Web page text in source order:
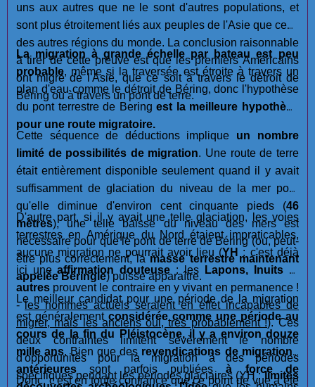
uns aux autres que ne le sont d'autres populations, et
sont plus étroitement liés aux peuples de l'Asie que ceux
des autres régions du monde. La conclusion raisonnable
à tirer de cette preuve est que les premiers Américains
ont migré de l'Asie, que ce soit à travers le détroit de
Béring ou à travers un pont de terre.
La migration à grande échelle par bateau est peu
probable, même si la traversée est étroite à travers un
plan d'eau comme le détroit de Béring, donc l'hypothèse
du pont terrestre de Bering est la meilleure hypothèse
pour une route migratoire.
Cette séquence de déductions implique un nombre
limité de possibilités de migration. Une route de terre
était entièrement disponible seulement quand il y avait
suffisamment de glaciation du niveau de la mer pour
qu'elle diminue d'environ cent cinquante pieds (46
mètres), une telle baisse du niveau des mers est
nécessaire pour que le pont de terre de Béring (ou, peut-
être plus correctement, lamasse terrestre maintenant
appelée Béringie) puisse apparaître.
D'autre part, si il y avait une telle glaciation, les voies
terrestres en Amérique du Nord étaient impraticables,
aucune migration ne pourrait avoir lieu (YH : c'est déjà
ici une affirmation douteuse : les Lapons, Inuits et
autres prouvent le contraire en y vivant en permanence !
-les hommes actuels seraient en effet incapables de
migrer, mais les anciens oui, très probablement !). Ces
deux contraintes limitent sévèrement le nombre
d'opportunités pour la migration à des périodes
spécifiques pendant les périodes glaciaires (YH :limites
Le meilleur candidat pour une période de la migration
est généralement considérée comme une période au
cours de la fin du Pléistocène, il y a environ douze
mille ans. Bien que des revendications de migrations
antérieures sont parfois publiées à force de
Donc, c'est en toute confiance que ce point de vue a été